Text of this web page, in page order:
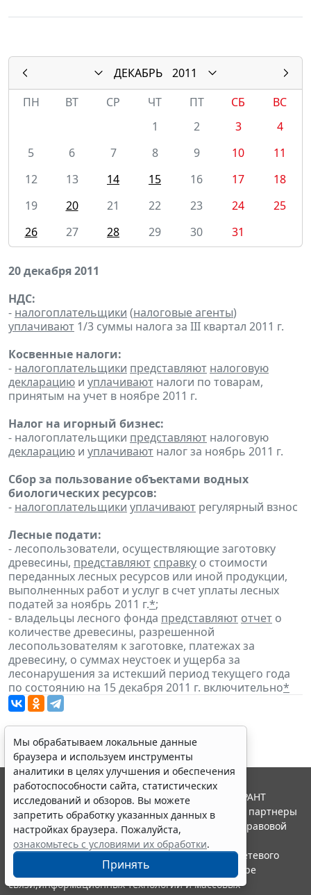
ДЕКАБРЬ
2011
ПН
ВТ СР ЧТ ПТ СБ
ВС
1
2 3
4
5
6 7 8 9 10
11
12
13 14 15 16 17
18
19
20 21 22 23 24
25
26
27 28 29 30 31
20 декабря 2011
НДС:
- налогоплательщики (налоговые агенты)
уплачивают 1/3 суммы налога за III квартал 2011 г.
Косвенные налоги:
- налогоплательщики представляют налоговую
декларацию и уплачивают налоги по товарам,
принятым на учет в ноябре 2011 г.
Налог на игорный бизнес:
- налогоплательщики представляют налоговую
декларацию и уплачивают налог за ноябрь 2011 г.
Сбор за пользование объектами водных
биологических ресурсов:
- налогоплательщики уплачивают регулярный взнос
Лесные подати:
- лесопользователи, осуществляющие заготовку
древесины, представляют справку о стоимости
переданных лесных ресурсов или иной продукции,
выполненных работ и услуг в счет уплаты лесных
податей за ноябрь 2011 г.*;
- владельцы лесного фонда представляют отчет о
количестве древесины, разрешенной
лесопользователям к заготовке, платежах за
древесину, о суммах неустоек и ущерба за
лесонарушения за истекший период текущего года
по состоянию на 15 декабря 2011 г. включительно*
Мы обрабатываем локальные данные
браузера и используем инструменты
аналитики в целях улучшения и обеспечения
работоспособности сайта, статистических
исследований и обзоров. Вы можете
запретить обработку указанных данных в
настройках браузера. Пожалуйста,
ознакомьтесь с условиями их обработки.
Принять
© ООО "НПП "ГАРАНТ-СЕРВИС", 2026. Система ГАРАНТ
выпускается с 1990 года. Компания "Гарант" и ее партнеры
являются участниками Российской ассоциации правовой
информации ГАРАНТ.
Портал ГАРАНТ.РУ зарегистрирован в качестве сетевого
издания Федеральной службой по надзору в сфере
связи,информационных технологий и массовых